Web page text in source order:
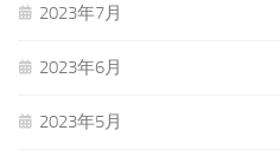
2023年7月
2023年6月
2023年5月